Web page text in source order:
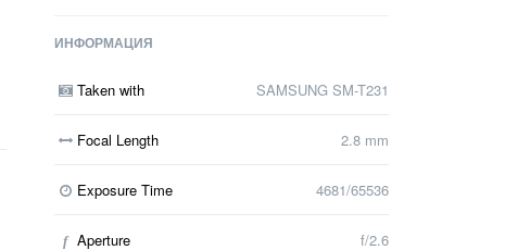
ИНФОРМАЦИЯ
Taken with SAMSUNG SM-T231
Focal Length 2.8 mm
Exposure Time 4681/65536
f Aperture f/2.6